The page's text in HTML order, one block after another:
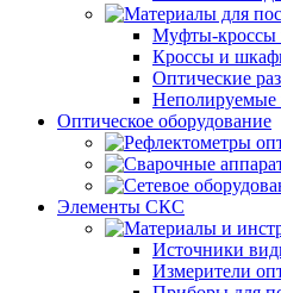
Муфты-кроссы
Кроссы и
Оптические
Неполируемые
Оптическое оборудование
Элементы СКС
Источники
Измерители